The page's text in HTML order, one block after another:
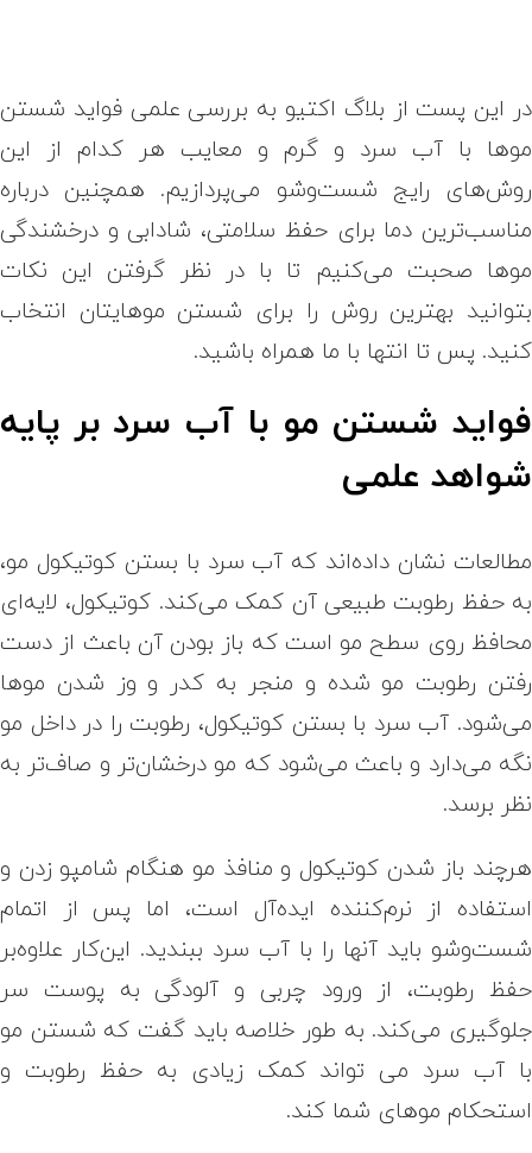
در این پست از بلاگ اکتیو به بررسی علمی فواید شستن
موها با آب سرد و گرم و معایب هر کدام از این
روش‌های رایج شست‌وشو می‌پردازیم. همچنین درباره
مناسب‌ترین دما برای حفظ سلامتی، شادابی و درخشندگی
موها صحبت می‌کنیم تا با در نظر گرفتن این نکات
بتوانید بهترین روش را برای شستن موهایتان انتخاب
کنید. پس تا انتها با ما همراه باشید.
فواید شستن مو با آب سرد بر پایه
شواهد علمی
مطالعات نشان داده‌اند که آب سرد با بستن کوتیکول مو،
به حفظ رطوبت طبیعی آن کمک می‌کند. کوتیکول، لایه‌ای
محافظ روی سطح مو است که باز بودن آن باعث از دست
رفتن رطوبت مو شده و منجر به کدر و وز شدن موها
می‌شود. آب سرد با بستن کوتیکول، رطوبت را در داخل مو
نگه می‌دارد و باعث می‌شود که مو درخشان‌تر و صاف‌تر به
نظر برسد.
هرچند باز شدن کوتیکول و منافذ مو هنگام شامپو زدن و
استفاده از نرم‌کننده ایده‌آل است، اما پس از اتمام
شست‌وشو باید آنها را با آب سرد ببندید. این‌کار علاوه‌بر
حفظ رطوبت، از ورود چربی و آلودگی به پوست سر
جلوگیری می‌کند. به طور خلاصه باید گفت که شستن مو
با آب سرد می تواند کمک زیادی به حفظ رطوبت و
استحکام موهای شما کند.